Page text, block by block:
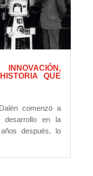
QUE
comenzó a
desarrollo en la
después, lo